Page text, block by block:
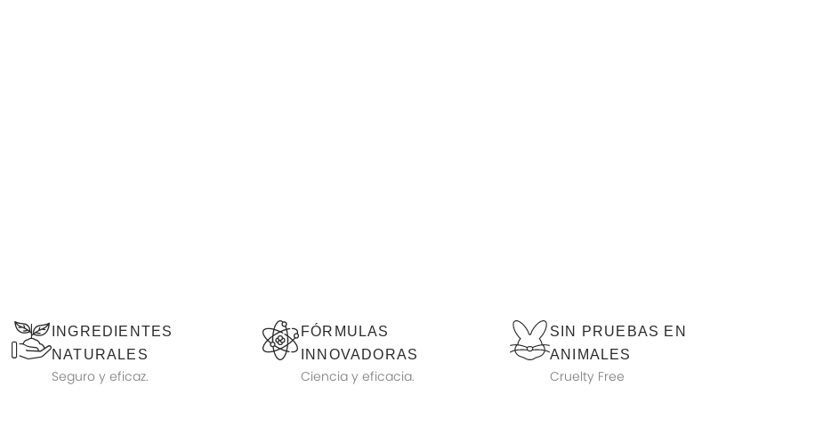
INGREDIENTES
NATURALES
Seguro y eficaz.
FÓRMULAS
INNOVADORAS
Ciencia y eficacia.
SIN PRUEBAS EN
ANIMALES
Cruelty Free